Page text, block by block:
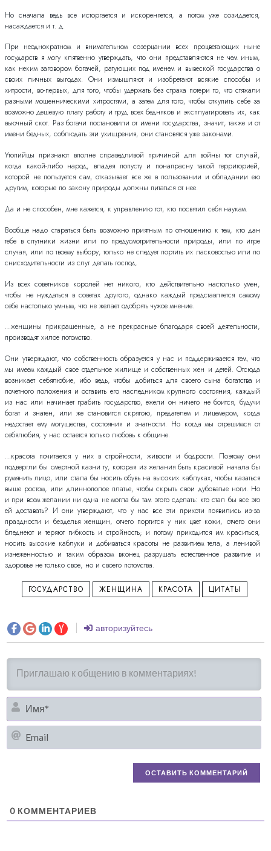
Но сначала ведь все исторгается и искореняется, а потом уже созидается,
насаждается и т. д.
При неоднократном и внимательном созерцании всех процветающих ныне
государств я могу клятвенно утверждать, что они представляются не чем иным,
как неким заговором богачей, ратующих под именем и вывеской государства о
своих личных выгодах. Они измышляют и изобретают всякие способы и
хитрости, во-первых, для того, чтобы удержать без страха потери то, что стяжали
разными мошенническими хитростями, а затем для того, чтобы откупить себе за
возможно дешевую плату работу и труд всех бедняков и эксплуатировать их, как
вьючный скот. Раз богачи постановили от имени государства, значит, также и от
имени бедных, соблюдать эти ухищрения, они становятся уже законами.
Утопийцы признают вполне справедливой причиной для войны тот случай,
когда какой-либо народ, владея попусту и понапрасну такой территорией,
которой не пользуется сам, отказывает все же в пользовании и обладании ею
другим, которые по закону природы должны питаться от нее.
Да и не способен, мне кажется, к управлению тот, кто посвятил себя наукам.
Вообще надо стараться быть возможно приятным по отношению к тем, кто дан
тебе в спутники жизни или по предусмотрительности природы, или по игре
случая, или по твоему выбору, только не следует портить их ласковостью или по
снисходительности из слуг делать господ.
Из всех советников королей нет никого, кто действительно настолько умен,
чтобы не нуждаться в советах другого, однако каждый представляется самому
себе настолько умным, что не желает одобрять чужое мнение.
…женщины прикрашенные, а не прекрасные благодаря своей деятельности,
производят хилое потомство.
Они утверждают, что собственность образуется у нас и поддерживается тем, что
мы имеем каждый свое отдельное жилище и собственных жен и детей. Отсюда
возникает себялюбие, ибо ведь, чтобы добиться для своего сына богатства и
почетного положения и оставить его наследником крупного состояния, каждый
из нас или начинает грабить государство, ежели он ничего не боится, будучи
богат и знатен, или же становится скрягою, предателем и лицемером, когда
недостает ему могущества, состояния и знатности. Но когда мы отрешимся от
себялюбия, у нас остается только любовь к общине.
…красота почитается у них в стройности, живости и бодрости. Поэтому они
подвергли бы смертной казни ту, которая из желания быть красивой начала бы
румянить лицо, или стала бы носить обувь на высоких каблуках, чтобы казаться
выше ростом, или длиннополое платье, чтобы скрыть свои дубоватые ноги. Но
и при всем желании ни одна не могла бы там этого сделать: кто стал бы все это
ей доставать? И они утверждают, что у нас все эти прихоти появились из-за
праздности и безделья женщин, отчего портится у них цвет кожи, отчего они
бледнеют и теряют гибкость и стройность; и потому приходится им краситься,
носить высокие каблуки и добиваться красоты не развитием тела, а ленивой
изнеженностью и таким образом вконец разрушать естественное развитие и
здоровье не только свое, но и своего потомства.
ГОСУДАРСТВО ЖЕНЩИНА КРАСОТА ЦИТАТЫ
авторизуйтесь
0 КОММЕНТАРИЕВ